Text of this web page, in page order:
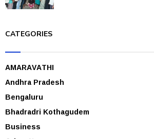
CATEGORIES
AMARAVATHI
Andhra Pradesh
Bengaluru
Bhadradri Kothagudem
Business